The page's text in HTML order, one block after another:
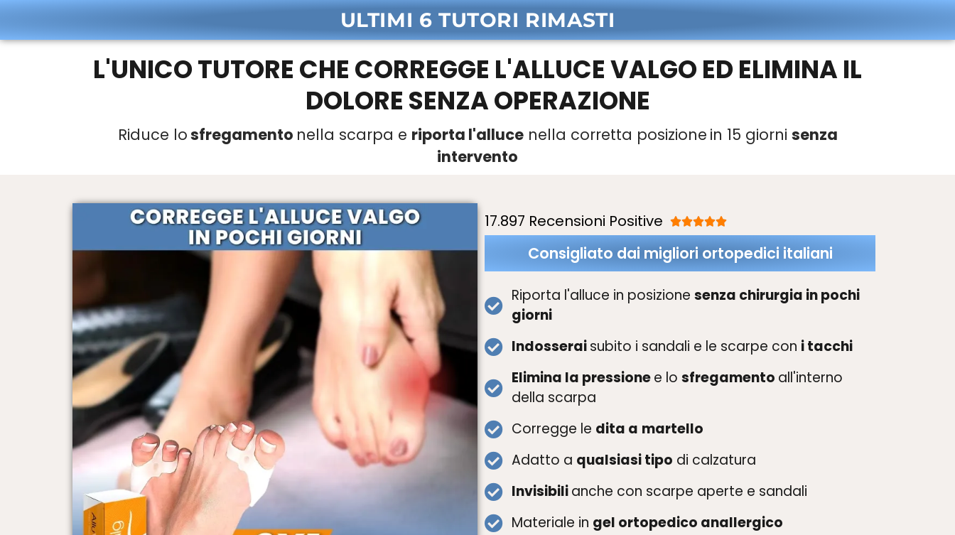
ULTIMI 6 TUTORI RIMASTI
L'UNICO TUTORE CHE CORREGGE L'ALLUCE VALGO ED ELIMINA IL
DOLORE SENZA OPERAZIONE
Riduce losfregamento nella scarpa e riporta l'allucenella corretta posizione in 15 giorni senza
intervento
17.897 Recensioni Positive 
Consigliato dai migliori ortopedici italiani
Riporta l'alluce in posizione senza chirurgia in pochi
giorni
Indosseraisubito i sandali e le scarpe con i tacchi
Elimina la pressionee lo sfregamento all'interno
della scarpa
Corregge le dita a martello
Adatto a qualsiasi tipo di calzatura
Invisibilianche con scarpe aperte e sandali
Materiale in gel ortopedico anallergico